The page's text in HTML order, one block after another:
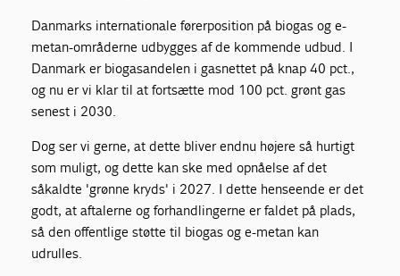
Danmarks internationale førerposition på biogas og e-
metan-områderne udbygges af de kommende udbud. I
Danmark er biogasandelen i gasnettet på knap 40 pct.,
og nu er vi klar til at fortsætte mod 100 pct. grønt gas
senest i 2030.
Dog ser vi gerne, at dette bliver endnu højere så hurtigt
som muligt, og dette kan ske med opnåelse af det
såkaldte 'grønne kryds' i 2027. I dette henseende er det
godt, at aftalerne og forhandlingerne er faldet på plads,
så den offentlige støtte til biogas og e-metan kan
udrulles.